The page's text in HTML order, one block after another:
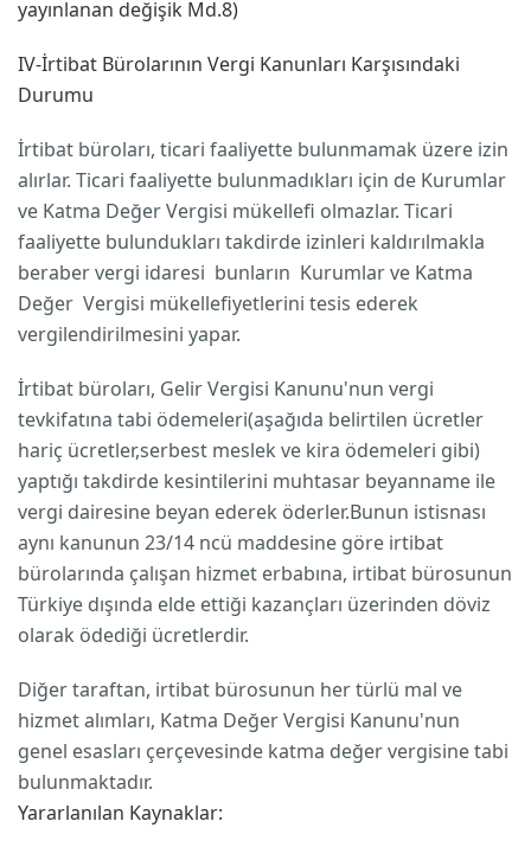
yayınlanan değişik Md.8)
IV-İrtibat Bürolarının Vergi Kanunları Karşısındaki
Durumu
İrtibat büroları, ticari faaliyette bulunmamak üzere izin
alırlar. Ticari faaliyette bulunmadıkları için de Kurumlar
ve Katma Değer Vergisi mükellefi olmazlar. Ticari
faaliyette bulundukları takdirde izinleri kaldırılmakla
beraber vergi idaresi bunların Kurumlar ve Katma
Değer Vergisi mükellefiyetlerini tesis ederek
vergilendirilmesini yapar.
İrtibat büroları, Gelir Vergisi Kanunu'nun vergi
tevkifatına tabi ödemeleri(aşağıda belirtilen ücretler
hariç ücretler,serbest meslek ve kira ödemeleri gibi)
yaptığı takdirde kesintilerini muhtasar beyanname ile
vergi dairesine beyan ederek öderler.Bunun istisnası
aynı kanunun 23/14 ncü maddesine göre irtibat
bürolarında çalışan hizmet erbabına, irtibat bürosunun
Türkiye dışında elde ettiği kazançları üzerinden döviz
olarak ödediği ücretlerdir.
Diğer taraftan, irtibat bürosunun her türlü mal ve
hizmet alımları, Katma Değer Vergisi Kanunu'nun
genel esasları çerçevesinde katma değer vergisine tabi
bulunmaktadır.
Yararlanılan Kaynaklar: